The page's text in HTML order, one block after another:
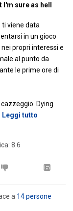
sure as hell
ti viene data
in un gioco
propri interessi e
al punto da
le prime ore di
Dying
Leggi tutto
8.6
a 14 persone